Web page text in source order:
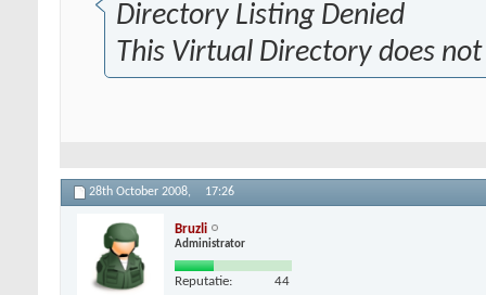
Directory Listing Denied
This Virtual Directory does
28th October 2008, 17:26
Bruzli
Administrator
Reputatie: 44